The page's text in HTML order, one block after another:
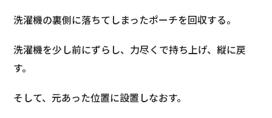
洗濯機の裏側に落ちてしまったポーチを回収する。
洗濯機を少し前にずらし、力尽くで持ち上げ、縦に戻
す。
そして、元あった位置に設置しなおす。